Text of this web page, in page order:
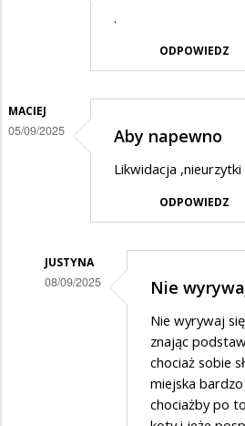
.
ODPOWIEDZ
MACIEJ
05/09/2025 Aby napewno
Likwidacja ,nieurzytki
ODPOWIEDZ
JUSTYNA
08/09/2025 Nie
Nie wyrywaj
znając
chociaż sobie
miejska
chociażby po